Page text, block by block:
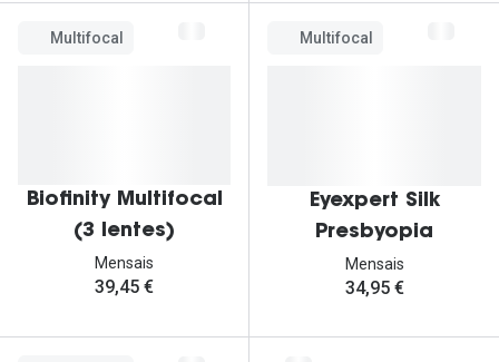
Multifocal
Biofinity Multifocal
(3 lentes)
Mensais
39,45 €
Multifocal
Eyexpert Silk
Presbyopia
Mensais
34,95 €